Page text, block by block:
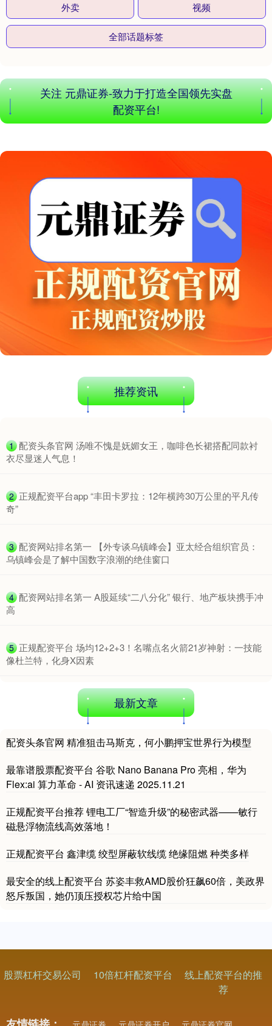
北证50 1124.55 -9.70 -0.85%
创业板指 3495.73 -67.39 -1.89%
国债指数 229.73 +0.04 +0.02%
外卖 视频
全部话题标签
关注 元鼎证券-致力于打造全国领先实盘
配资平台!
推荐资讯
1 ​配资头条官网 汤唯不愧是妩媚女王，咖啡色长裙搭配同款衬
衣尽显迷人气息！
2 ​正规配资平台app “丰田卡罗拉：12年横跨30万公里的平凡传
奇”
3 ​配资网站排名第一 【外专谈乌镇峰会】亚太经合组织官员：
乌镇峰会是了解中国数字浪潮的绝佳窗口
4 ​配资网站排名第一 A股延续“二八分化” 银行、地产板块携手冲
高
5 ​正规配资平台 场均12+2+3！名嘴点名火箭21岁神射：一技能
像杜兰特，化身X因素
最新文章
配资头条官网 精准狙击马斯克，何小鹏押宝世界行为模型
最靠谱股票配资平台 谷歌 Nano Banana Pro 亮相，华为
Flex:ai 算力革命 - AI 资讯速递 2025.11.21
正规配资平台推荐 锂电工厂“智造升级”的秘密武器——敏行
磁悬浮物流线高效落地！
正规配资平台 鑫津缆 绞型屏蔽软线缆 绝缘阻燃 种类多样
最安全的线上配资平台 苏姿丰救AMD股价狂飙60倍，美政界
怒斥叛国，她仍顶压授权芯片给中国
股票杠杆交易公司 10倍杠杆配资平台
线上配资平台的推
荐